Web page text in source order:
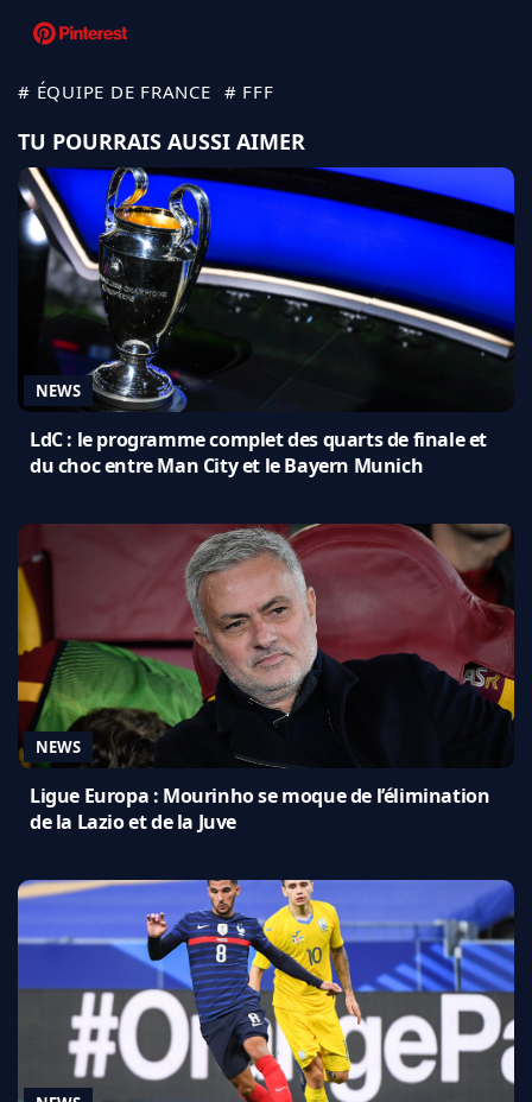
# ÉQUIPE DE FRANCE # FFF
TU POURRAIS AUSSI AIMER
NEWS
LdC : le programme complet des quarts de finale et
du choc entre Man City et le Bayern Munich
NEWS
Ligue Europa : Mourinho se moque de l’élimination
de la Lazio et de la Juve